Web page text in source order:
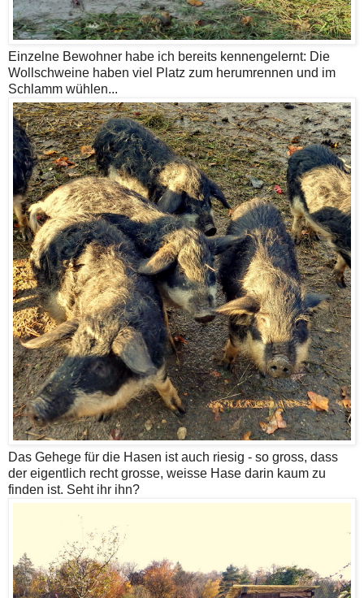
Einzelne Bewohner habe ich bereits kennengelernt: Die
Wollschweine haben viel Platz zum herumrennen und im
Schlamm wühlen...
Das Gehege für die Hasen ist auch riesig - so gross, dass
der eigentlich recht grosse, weisse Hase darin kaum zu
finden ist. Seht ihr ihn?